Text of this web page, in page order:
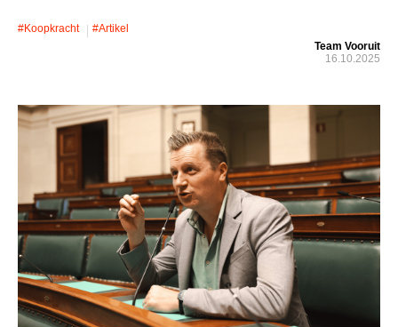
#koopkracht
#artikel
Team Vooruit
16.10.2025